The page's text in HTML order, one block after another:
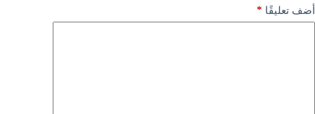
أضف تعليقًا *